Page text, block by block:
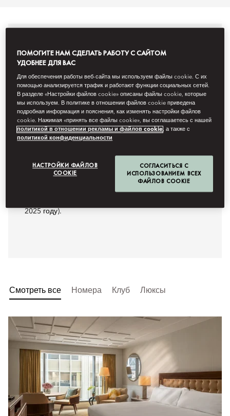
НАГРАДЫ
Отель Mandarin Oriental, Hong Kong был удостоен
следующих престижных наград: «Лучший отель в
Гонконге и Макао» по версии премии «Выбор
читателей 2025» журнала Conde Nast Traveller, один
ключ гида «Мишлен», «100 лучших отелей в
издания Tatler, «Знаковая достопримечательность
набережной Гонконга» по версии издания Robb
Report Hong Kong — Best of the Best (Лучшие из
лучших), а также 41-я позиция в списке The World’s
2025 году).
Смотреть все Номера Клуб Люксы
ПОМОГИТЕ НАМ СДЕЛАТЬ РАБОТУ С САЙТОМ
УДОБНЕЕ ДЛЯ ВАС
Для обеспечения работы веб-сайта мы используем файлы cookie. С их
помощью анализируется трафик и работают функции социальных сетей.
В разделе «Настройки файлов cookie» описаны файлы cookie, которые
мы используем. В политике в отношении файлов cookie приведена
подробная информация и пояснения, как изменять настройки файлов
cookie. Нажимая «принять все файлы cookie», вы соглашаетесь с нашей
политикой в отношении рекламы и файлов cookie, а также с
политикой конфиденциальности
НАСТРОЙКИ ФАЙЛОВ
COOKIE
СОГЛАСИТЬСЯ С
ИСПОЛЬЗОВАНИЕМ ВСЕХ
ФАЙЛОВ COOKIE